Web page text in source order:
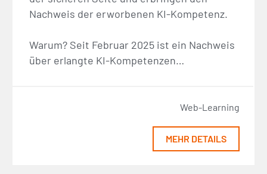
Nachweis der erworbenen KI-Kompetenz.
Warum? Seit Februar 2025 ist ein Nachweis
über erlangte KI-Kompetenzen…
Web-Learning
MEHR DETAILS